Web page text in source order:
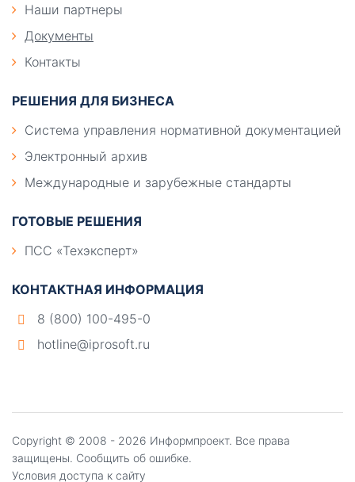
Наши партнеры
Документы
Контакты
РЕШЕНИЯ ДЛЯ БИЗНЕСА
Система управления нормативной документацией
Электронный архив
Международные и зарубежные стандарты
ГОТОВЫЕ РЕШЕНИЯ
ПСС «Техэксперт»
КОНТАКТНАЯ ИНФОРМАЦИЯ
8 (800) 100-495-0
hotline@iprosoft.ru
Copyright © 2008 - 2026 Информпроект. Все права
защищены. Сообщить об ошибке.
Условия доступа к сайту
для
функционирования
веб-сайта.